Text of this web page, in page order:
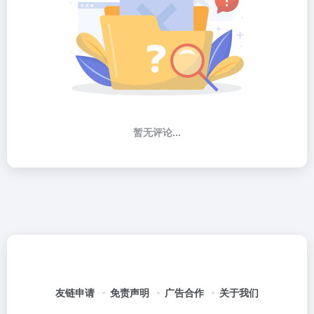
暂无评论...
友链申请 免责声明 广告合作 关于我们